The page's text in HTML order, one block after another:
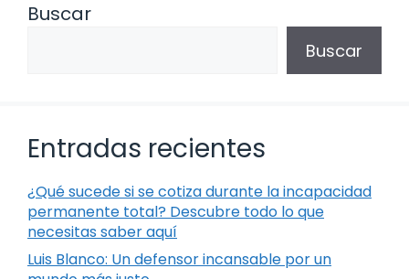
Buscar
Buscar
Entradas recientes
¿Qué sucede si se cotiza durante la incapacidad
permanente total? Descubre todo lo que
necesitas saber aquí
Luis Blanco: Un defensor incansable por un